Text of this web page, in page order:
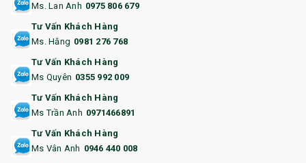
14. HỘP/VÍ ĐỰNG NAMECARD
15. BỘ BẤM MÓNG
16. BAO HỘ CHIẾU
18. ẤM CHÉN QUÀ TẶNG
Ms. Lan Anh 0975 806 679
Tư Vấn Khách Hàng
Ms. Hằng 0981 276 768
Tư Vấn Khách Hàng
Ms Quyên 0355 992 009
Tư Vấn Khách Hàng
Ms Trần Anh 0971466891
Tư Vấn Khách Hàng
Ms Vân Anh 0946 440 008